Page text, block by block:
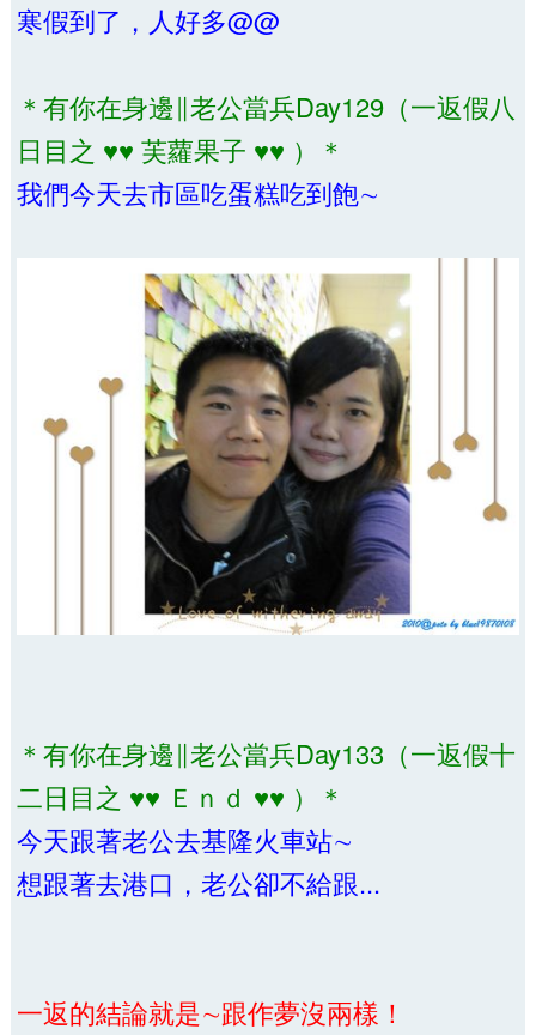
寒假到了，人好多@@
＊有你在身邊∥老公當兵Day129（一返假八
日目之 ♥♥ 芙蘿果子 ♥♥ ）＊
我們今天去市區吃蛋糕吃到飽∼
＊有你在身邊∥老公當兵Day133（一返假十
二日目之 ♥♥ Ｅｎｄ ♥♥ ）＊
今天跟著老公去基隆火車站∼
想跟著去港口，老公卻不給跟...
一返的結論就是∼跟作夢沒兩樣！